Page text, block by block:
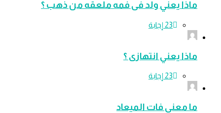
ماذا يعني ولد فى فمه ملعقه من ذهب ؟
ماذا يعني انتهازى ؟
ما معني فات الميعاد